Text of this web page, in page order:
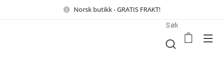
Norsk butikk - GRATIS FRAKT!
Søk